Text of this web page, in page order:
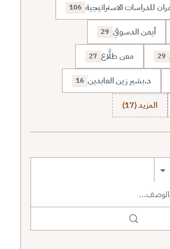
للدراسات الاستراتيجية 106
أيمن الدسوقي 29
29 معن طلَّاع 27
د.بشير زين العابدين 16
المزيد (17)